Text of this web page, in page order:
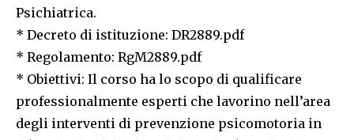
Psichiatrica.
* Decreto di istituzione: DR2889.pdf
* Regolamento: RgM2889.pdf
* Obiettivi: Il corso ha lo scopo di qualificare
professionalmente esperti che lavorino nell’area
degli interventi di prevenzione psicomotoria in